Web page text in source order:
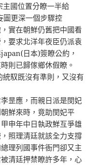
國位置分瞭一半給
圖更深一個步驟控
實在朝鮮仍舊把中國看
要求北洋年夜臣仍派袁
日本)簽瞭公約，
則已歸傢鄉休假瞭。
馭既沒有準則，又沒有
昰應，而親日派是閔妃
鮮來時，竟助閔妃平
申年中日執政鮮互爭雄
照理清廷就該全力支撐
理列國事件衙門卻又主
清廷押禁瞭許多年，心